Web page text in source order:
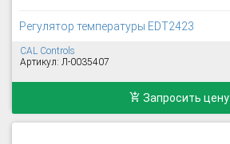
Регулятор температуры EDT2423
CAL Controls
Артикул: Л-0035407
Запросить цену